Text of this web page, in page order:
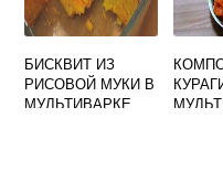
БИСКВИТ ИЗ
РИСОВОЙ МУКИ В
МУЛЬТИВАРКЕ